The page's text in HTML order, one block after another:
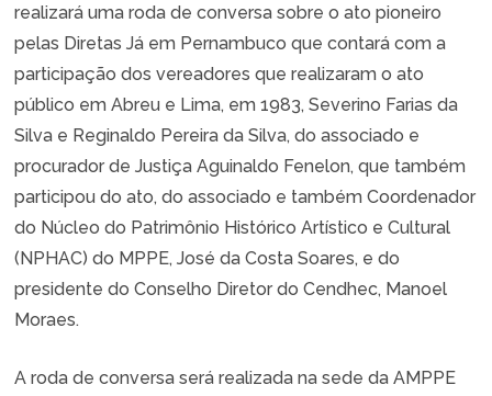
realizará uma roda de conversa sobre o ato pioneiro
pelas Diretas Já em Pernambuco que contará com a
participação dos vereadores que realizaram o ato
público em Abreu e Lima, em 1983, Severino Farias da
Silva e Reginaldo Pereira da Silva, do associado e
procurador de Justiça Aguinaldo Fenelon, que também
participou do ato, do associado e também Coordenador
do Núcleo do Patrimônio Histórico Artístico e Cultural
(NPHAC) do MPPE, José da Costa Soares, e do
presidente do Conselho Diretor do Cendhec, Manoel
Moraes.
A roda de conversa será realizada na sede da AMPPE